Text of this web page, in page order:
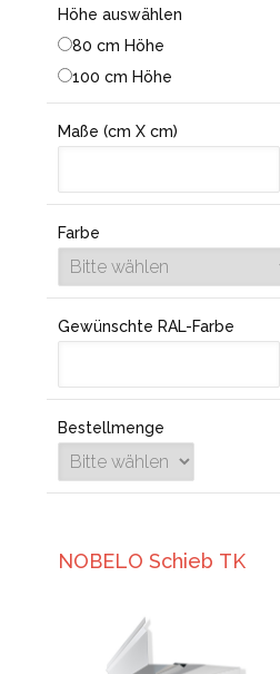
Höhe auswählen
80 cm Höhe
100 cm Höhe
Maße (cm X cm)
Farbe
Gewünschte RAL-Farbe
Bestellmenge
NOBELO Schieb TK